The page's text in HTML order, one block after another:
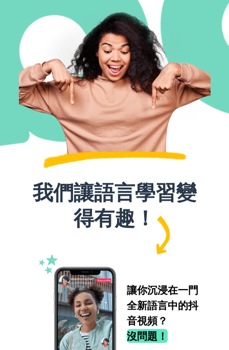
我們讓語言學習變
得有趣！
讓你沉浸在一門
全新語言中的抖
音視頻？
沒問題！